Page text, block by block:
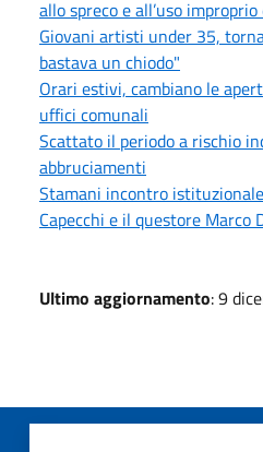
allo spreco e all’uso
Giovani artisti under 35,
bastava un chiodo"
Orari estivi, cambiano le
uffici comunali
Scattato il periodo a rischio
abbruciamenti
Stamani incontro
Capecchi e il questore Marco
Ultimo aggiornamento: 9